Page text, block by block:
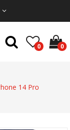
0 0
14 Pro